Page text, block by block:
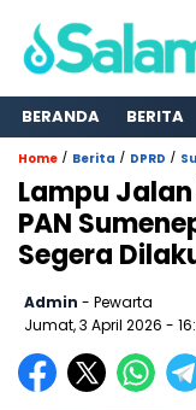
BERANDA BERITA
Home / Berita / DPRD /
Lampu
PAN
Segera
Admin - Pewarta
Jumat, 3 April 2026 -